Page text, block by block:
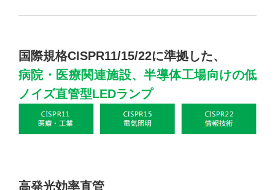
国際規格CISPR11/15/22に準拠した、
病院・医療関連施設、半導体工場向けの低
ノイズ直管型LEDランプ
高発光効率直管